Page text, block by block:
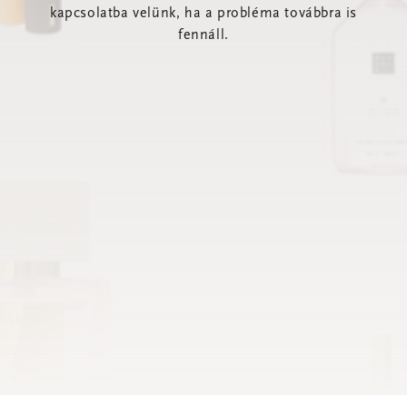
kapcsolatba velünk, ha a probléma továbbra is
fennáll.